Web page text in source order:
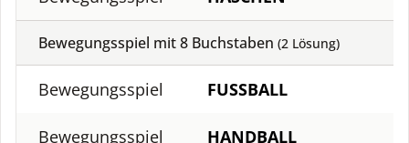
Bewegungsspiel mit8 Buchstaben (2 Lösung)
Bewegungsspiel FUSSBALL
Bewegungsspiel HANDBALL